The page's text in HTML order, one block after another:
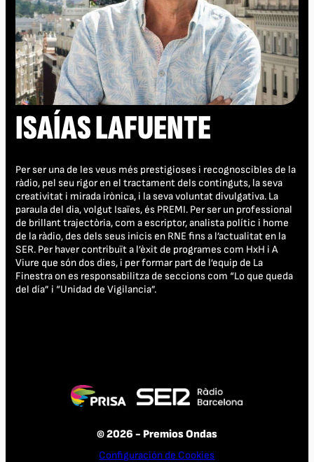
ISAÍAS LAFUENTE
Per ser una de les veus més prestigioses i recognoscibles de la
ràdio, pel seu rigor en el tractament dels continguts, la seva
creativitat i mirada irònica, i la seva voluntat divulgativa. La
paraula del dia, volgut Isaïes, és PREMI. Per ser un professional
de brillant trajectòria, com a escriptor, analista polític i home
de la ràdio, des dels seus inicis en RNE fins a l’actualitat en la
SER. Per haver contribuït a l’èxit de programes com HxH i A
Viure que són dos dies, i per formar part de l’equip de La
Finestra on es responsabilitza de seccions com “Lo que queda
del día” i “Unidad de Vigilancia”.
© 2026 - Premios Ondas
Configuración de Cookies